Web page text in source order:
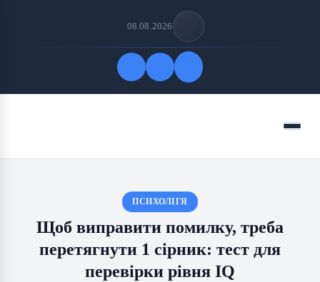
08.08.2026
Menu
ПСИХОЛІГЯ
Щоб виправити помилку, треба
перетягнути 1 сірник: тест для
перевірки рівня IQ